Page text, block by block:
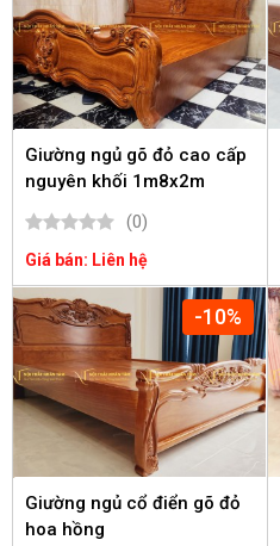
Giường ngủ gõ đỏ cao cấp
nguyên khối 1m8x2m
(0)
Giá bán: Liên hệ
-10%
Giường ngủ cổ điển gõ đỏ
hoa hồng